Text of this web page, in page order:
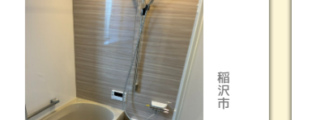
名古屋市緑区